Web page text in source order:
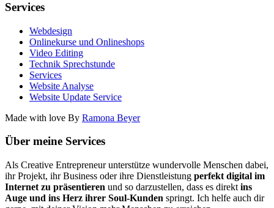
Services
Webdesign
Onlinekurse und Onlineshops
Video Editing
Technik Sprechstunde
Services
Website Analyse
Website Update Service
Made with love By Ramona Beyer
Über meine Services
Als Creative Entrepreneur unterstütze wundervolle Menschen dabei,
ihr Projekt, ihr Business oder ihre Dienstleistung perfekt digital im
Internet zu präsentieren und so darzustellen, dass es direkt ins
Auge und ins Herz ihrer Soul-Kunden springt. Ich helfe auch dir